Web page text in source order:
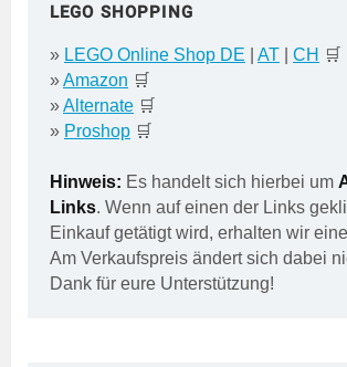
LEGO SHOPPING
» LEGO Online Shop DE AT CH 🛒
»Amazon 🛒
»Alternate 🛒
» Proshop 🛒
Hinweis: Es handelt sich hierbei um
Links. Wenn auf einen der Links
Einkauf getätigt wird, erhalten wir
Am Verkaufspreis ändert sich dabei
Dank für eure Unterstützung!